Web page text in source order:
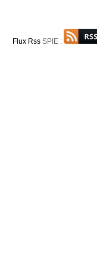
Flux Rss SPIE :